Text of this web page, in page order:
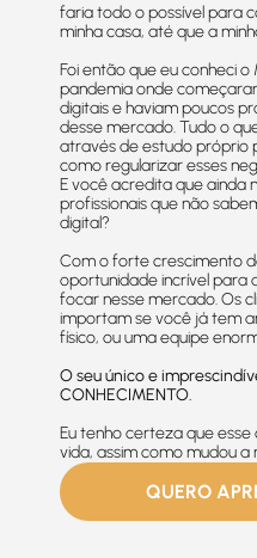
faria todo o possível para
minha casa, até que a
Foi então que eu conheci
pandemia onde
digitais e haviam poucos
desse mercado. Tudo o
através de estudo próprio
como regularizar esses
E você acredita que ainda
profissionais que não
digital?
Com o forte crescimento
oportunidade incrível para
focar nesse mercado. Os
importam se você já tem
físico, ou uma equipe
O seu único e
CONHECIMENTO.
Eu tenho certeza que
vida, assim como mudou a
QUERO